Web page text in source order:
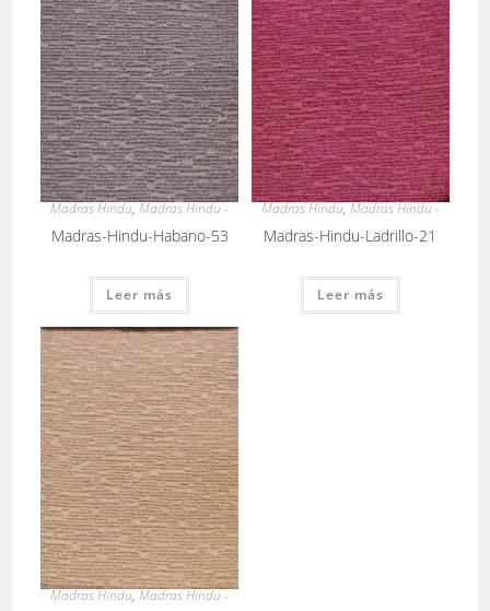
Madras Hindu,Madras Hindu -
Madras-Hindu-Habano-53
Leer más
Madras Hindu,Madras Hindu -
Madras-Hindu-Ladrillo-21
Leer más
Madras Hindu,Madras Hindu -